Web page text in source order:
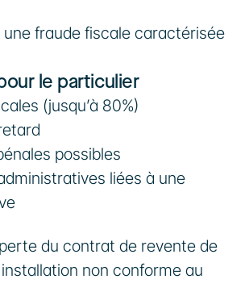
fraude fiscale caractérisée
le particulier
(jusqu’à 80%)
possibles
liées à une
du contrat de revente de
non conforme au